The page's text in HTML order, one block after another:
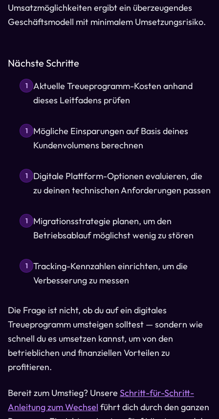
Umsatzmöglichkeiten ergibt ein überzeugendes
Geschäftsmodell mit minimalem Umsetzungsrisiko.
Nächste Schritte
1
Aktuelle Treueprogramm-Kosten anhand
dieses Leitfadens prüfen
1
Mögliche Einsparungen auf Basis deines
Kundenvolumens berechnen
1
Digitale Plattform-Optionen evaluieren, die
zu deinen technischen Anforderungen passen
1
Migrationsstrategie planen, um den
Betriebsablauf möglichst wenig zu stören
1
Tracking-Kennzahlen einrichten, um die
Verbesserung zu messen
Die Frage ist nicht, ob du auf ein digitales
Treueprogramm umsteigen solltest — sondern wie
schnell du es umsetzen kannst, um von den
betrieblichen und finanziellen Vorteilen zu
profitieren.
Bereit zum Umstieg? Unsere Schritt-für-Schritt-
Anleitung zum Wechsel führt dich durch den ganzen